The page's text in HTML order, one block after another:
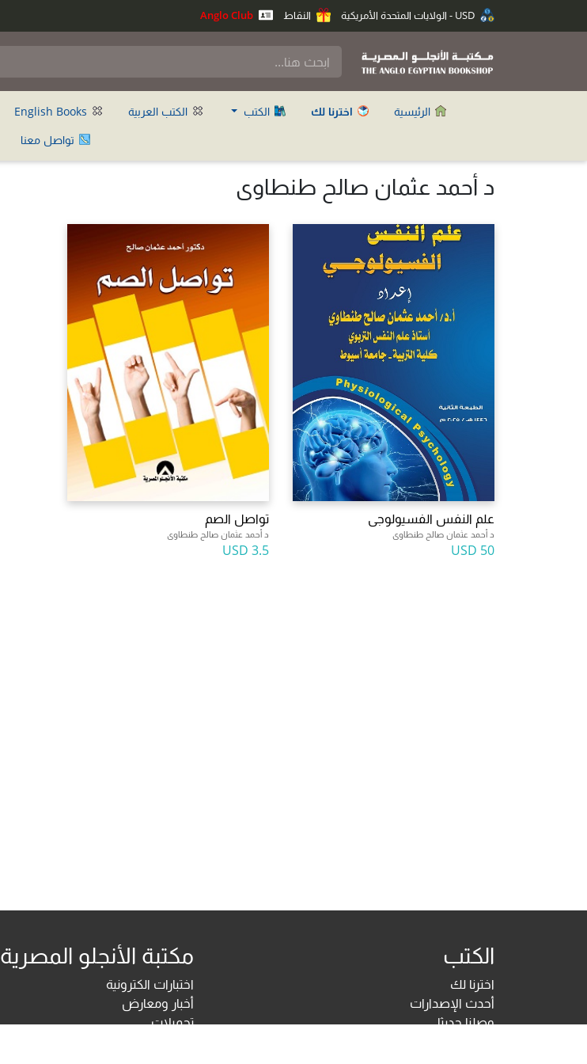
النقاط
الرئيسية اخترنا لك الكتب الكتب العربية
تواصل معنا
د أحمد عثمان صالح طنطاوى
علم النفس الفسيولوجى
د أحمد عثمان صالح طنطاوى
50 USD
تواصل الصم
د أحمد عثمان صالح طنطاوى
3.5 USD
الكتب
اخترنا لك
أحدث الإصدارات
وصلنا حديثا
مكتبة الأنجلو المصرية
اختبارات الكترونية
أخبار ومعارض
تحميلات